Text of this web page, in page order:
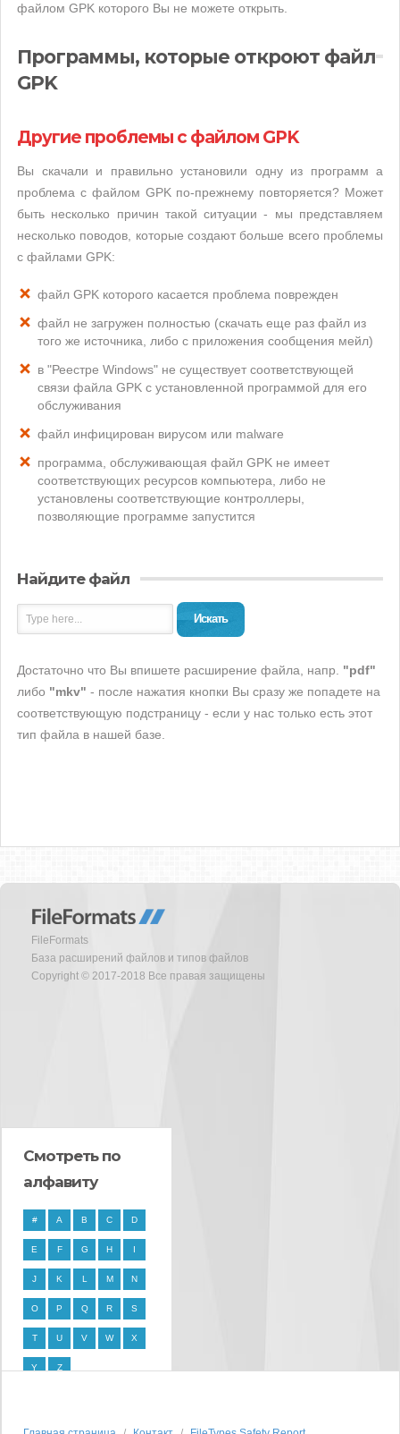
файлом GPK которого Вы не можете открыть.
Программы, которые откроют файл
GPK
Другие проблемы с файлом GPK
Вы скачали и правильно установили одну из программ а
проблема с файлом GPK по-прежнему повторяется? Может
быть несколько причин такой ситуации - мы представляем
несколько поводов, которые создают больше всего проблемы
с файлами GPK:
файл GPK которого касается проблема поврежден
файл не загружен полностью (скачать еще раз файл из
того же источника, либо с приложения сообщения мейл)
в "Реестре Windows" не существует соответствующей
связи файла GPK с установленной программой для его
обслуживания
файл инфицирован вирусом или malware
программа, обслуживающая файл GPK не имеет
соответствующих ресурсов компьютера, либо не
установлены соответствующие контроллеры,
позволяющие программе запустится
Найдите файл
Искать
Достаточно что Вы впишете расширение файла, напр. "pdf"
либо "mkv" - после нажатия кнопки Вы сразу же попадете на
соответствующую подстраницу - если у нас только есть этот
тип файла в нашей базе.
FileFormats
База расширений файлов и типов файлов
Copyright © 2017-2018 Все правая защищены
Смотреть по
алфавиту
# A B C D
E F G H I
J K L M N
O P Q R S
T U V W X
Y Z